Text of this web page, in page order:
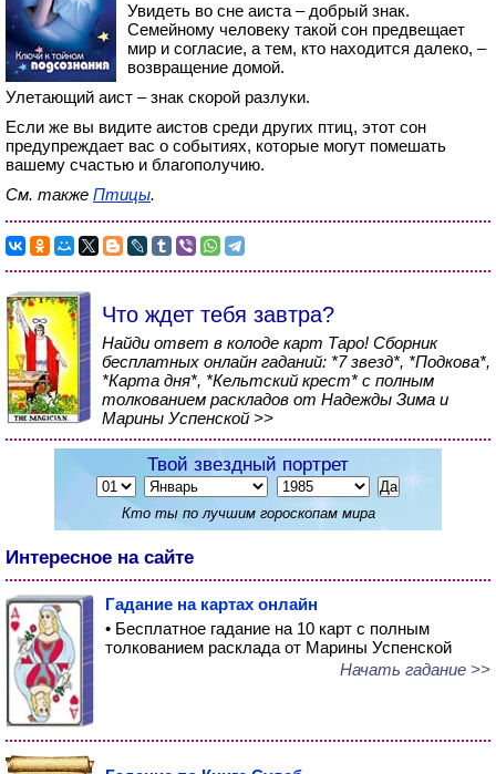
Увидеть во сне аиста – добрый знак.
Семейному человеку такой сон предвещает
мир и согласие, а тем, кто находится далеко, –
возвращение домой.
Улетающий аист – знак скорой разлуки.
Если же вы видите аистов среди других птиц, этот сон
предупреждает вас о событиях, которые могут помешать
вашему счастью и благополучию.
См. также Птицы.
Что ждет тебя завтра?
Найди ответ в колоде карт Таро! Сборник
бесплатных онлайн гаданий: *7 звезд*, *Подкова*,
*Карта дня*, *Кельтский крест* с полным
толкованием раскладов от Надежды Зима и
Марины Успенской >>
Твой звездный портрет
Кто ты по лучшим гороскопам мира
Интересное на сайте
Гадание на картах онлайн
• Бесплатное гадание на 10 карт с полным
толкованием расклада от Марины Успенской
Начать гадание >>